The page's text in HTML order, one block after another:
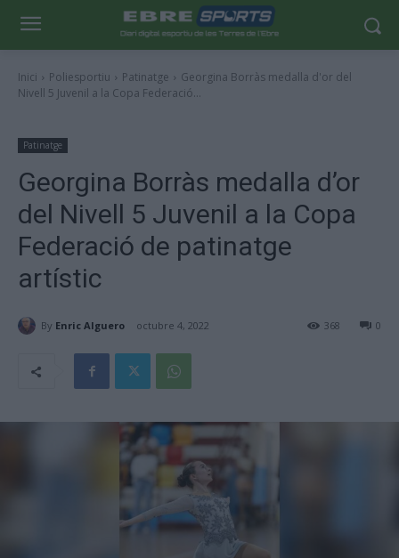
Inici Poliesportiu Patinatge
Georgina Borràs medalla d'or del
Nivell 5 Juvenil a la Copa Federació...
Patinatge
Georgina Borràs medalla d’or
del Nivell 5 Juvenil a la Copa
Federació de patinatge
artístic
By Enric Alguero octubre 4, 2022 0
368